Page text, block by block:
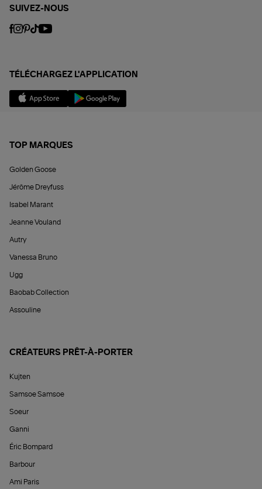
SUIVEZ-NOUS
TÉLÉCHARGEZ L'APPLICATION
TOP MARQUES
Golden Goose
Jérôme Dreyfuss
Isabel Marant
Jeanne Vouland
Autry
Vanessa Bruno
Ugg
Baobab Collection
Assouline
CRÉATEURS PRÊT-À-PORTER
Kujten
Samsoe Samsoe
Soeur
Ganni
Éric Bompard
Barbour
Ami Paris